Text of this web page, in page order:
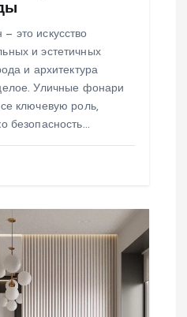
это искусство
и эстетичных
и архитектура
Уличные фонари
ключевую роль,
безопасность…